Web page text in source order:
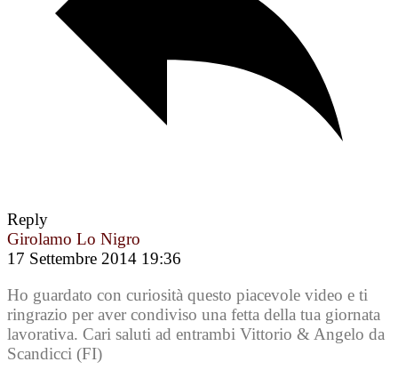
Reply
Girolamo Lo Nigro
17 Settembre 2014 19:36
Ho guardato con curiosità questo piacevole video e ti
ringrazio per aver condiviso una fetta della tua giornata
lavorativa. Cari saluti ad entrambi Vittorio & Angelo da
Scandicci (FI)